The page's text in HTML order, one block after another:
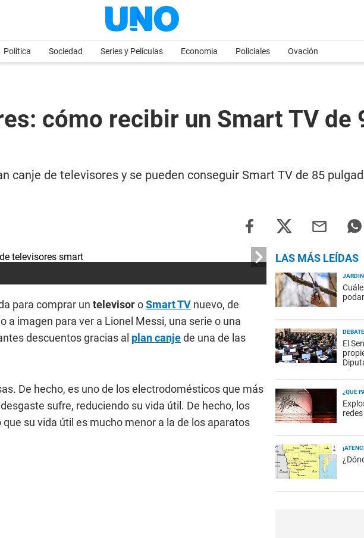
Política Sociedad Series y Películas Economia Policiales Ovación
cómo recibir un Smart TV de
canje de televisores y se pueden conseguir Smart TV de 85
para comprar un televisoroSmart TV nuevo, de
imagen para ver a Lionel Messi, una serie o una
descuentos gracias al plan canjede una de las
De hecho, es uno de los electrodomésticos que más
sufre, reduciendo su vida útil. De hecho, los
su vida útil es mucho menor a la de los aparatos
LAS MÁS LEÍDAS
El
¿QUÉ